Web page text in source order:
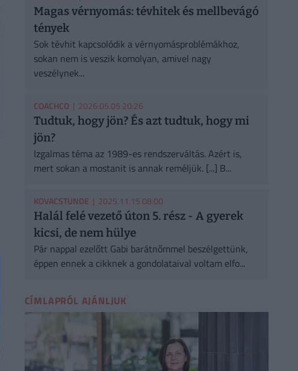
Magas vérnyomás: tévhitek és mellbevágó
tények
Sok tévhit kapcsolódik a vérnyomásproblémákhoz,
sokan nem is veszik komolyan, amivel nagy
veszélynek...
COACHCO | 2026.05.05 20:26
Tudtuk, hogy jön? És azt tudtuk, hogy mi
jön?
Izgalmas téma az 1989-es rendszerváltás. Azért is,
mert sokan a mostanit is annak reméljük. [...] B...
KOVACSTUNDE | 2025.11.15 08:00
Halál felé vezető úton 5. rész - A gyerek
kicsi, de nem hülye
Pár nappal ezelőtt Gabi barátnőmmel beszélgettünk,
éppen ennek a cikknek a gondolataival voltam elfo...
CÍMLAPRÓL AJÁNLJUK